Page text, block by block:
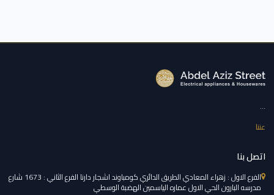
...
عننا
اتصل بنا
الفرع الاول : زهراء المعادي الطريق الدائري كومباوند اشجار دارنا الفرع الثاني : 1673 شارع
مدرسه البارون الحي الاول عماره الياسمين الهضبة الوسطي